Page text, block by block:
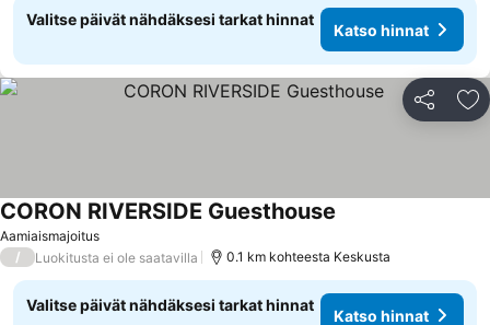
Valitse päivät nähdäksesi tarkat hinnat
Katso hinnat
Jaa
Aamiaismajoitus
CORON RIVERSIDE Guesthouse
/ Luokitusta ei ole saatavilla 0.1 km kohteesta Keskusta
Valitse päivät nähdäksesi tarkat hinnat
Katso hinnat